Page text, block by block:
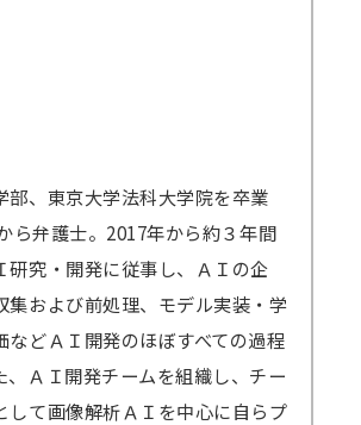
部、東京大学法科大学院を卒業
ら弁護士。2017年から約３年間
研究・開発に従事し、ＡＩの企
集および前処理、モデル実装・学
などＡＩ開発のほぼすべての過程
、ＡＩ開発チームを組織し、チー
して画像解析ＡＩを中心に自らプ